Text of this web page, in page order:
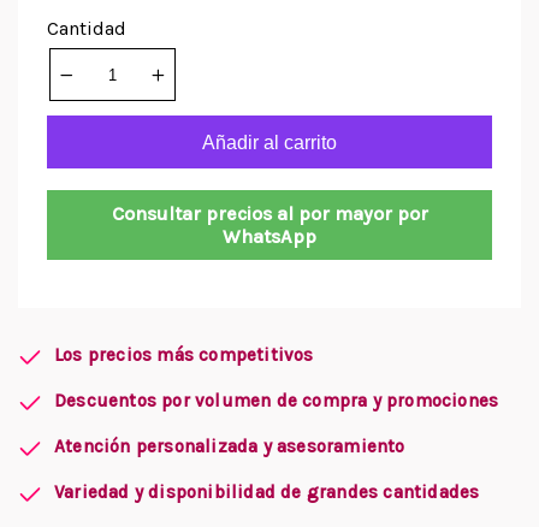
Cantidad
Añadir al carrito
Consultar precios al por mayor por
WhatsApp
Los precios más competitivos
Descuentos por volumen de compra y promociones
Atención personalizada y asesoramiento
Variedad y disponibilidad de grandes cantidades